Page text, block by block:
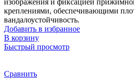
изображения и фиксацией
креплениями, обеспечивающими
вандалоустойчивость.
Добавить в избранное
В корзину
Быстрый просмотр
Сравнить